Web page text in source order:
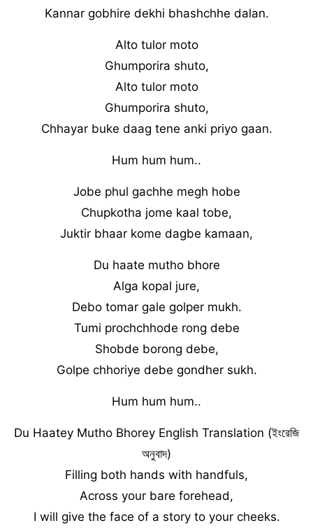
Kannar gobhire dekhi bhashchhe dalan.
Alto tulor moto
Ghumporira shuto,
Alto tulor moto
Ghumporira shuto,
Chhayar buke daag tene anki priyo gaan.
Hum hum hum..
Jobe phul gachhe megh hobe
Chupkotha jome kaal tobe,
Juktir bhaar kome dagbe kamaan,
Du haate mutho bhore
Alga kopal jure,
Debo tomar gale golper mukh.
Tumi prochchhode rong debe
Shobde borong debe,
Golpe chhoriye debe gondher sukh.
Hum hum hum..
Du Haatey Mutho Bhorey English Translation (ইংরেজি
অনুবাদ)
Filling both hands with handfuls,
Across your bare forehead,
I will give the face of a story to your cheeks.